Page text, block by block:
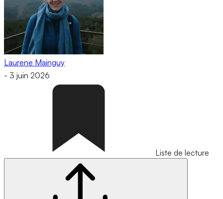
Laurene Mainguy
- 3 juin 2026
Liste de lecture